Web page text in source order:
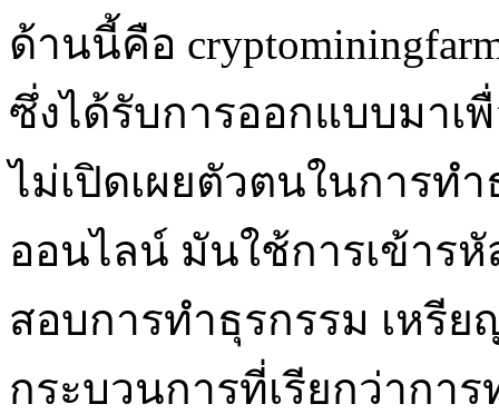
ด้านนี้คือ
ซึ่งได้รับการออกแบบมา
ไม่เปิดเผยตัวตนในการทำ
ออนไลน์ มันใช้การเข้ารหั
สอบการทำธุรกรรม เหรี
กระบวนการที่เรียกว่ากา